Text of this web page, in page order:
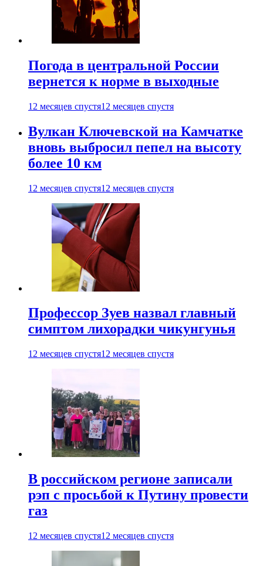
Погода в центральной России
вернется к норме в выходные
12 месяцев спустя12 месяцев спустя
Вулкан Ключевской на Камчатке
вновь выбросил пепел на высоту
более 10 км
12 месяцев спустя12 месяцев спустя
Профессор Зуев назвал главный
симптом лихорадки чикунгунья
12 месяцев спустя12 месяцев спустя
В российском регионе записали
рэп с просьбой к Путину провести
газ
12 месяцев спустя12 месяцев спустя